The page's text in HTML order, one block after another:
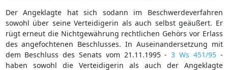
Der Angeklagte hat sich sodann im Beschwerdeverfahren
sowohl über seine Verteidigerin als auch selbst geäußert. Er
rügt erneut die Nichtgewährung rechtlichen Gehörs vor Erlass
des angefochtenen Beschlusses. In Auseinandersetzung mit
dem Beschluss des Senats vom 21.11.1995 -3 Ws 451/95-
haben sowohl die Verteidigerin als auch der Angeklagte